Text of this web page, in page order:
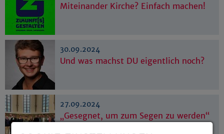
Miteinander Kirche? Einfach machen!
30.09.2024
Und was machst DU eigentlich noch?
27.09.2024
„Gesegnet, um zum Segen zu werden“